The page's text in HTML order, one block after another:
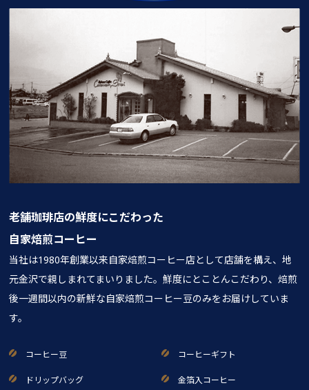
老舗珈琲店の鮮度にこだわった
自家焙煎コーヒー
当社は1980年創業以来自家焙煎コーヒー店として店舗を構え、地
元金沢で親しまれてまいりました。鮮度にとことんこだわり、焙煎
後一週間以内の新鮮な自家焙煎コーヒー豆のみをお届けしていま
す。
コーヒー豆 コーヒーギフト
ドリップバッグ 金箔入コーヒー